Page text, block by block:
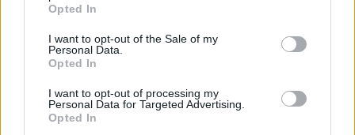
use your data for below specified purposes in below Google
consent section.
Opted In
I want to opt-out of the Sale of my
Personal Data.
Opted In
I want to opt-out of processing my
Personal Data for Targeted Advertising.
Opted In
Το φημολογούμενο smartphone περιγράφεται ως
με οθόνη μεγέθους 4.5" ή 4.7" και τεχνολογίας Super
AMOLED, τετραπύρηνο επεξεργαστή και υποστήριξη